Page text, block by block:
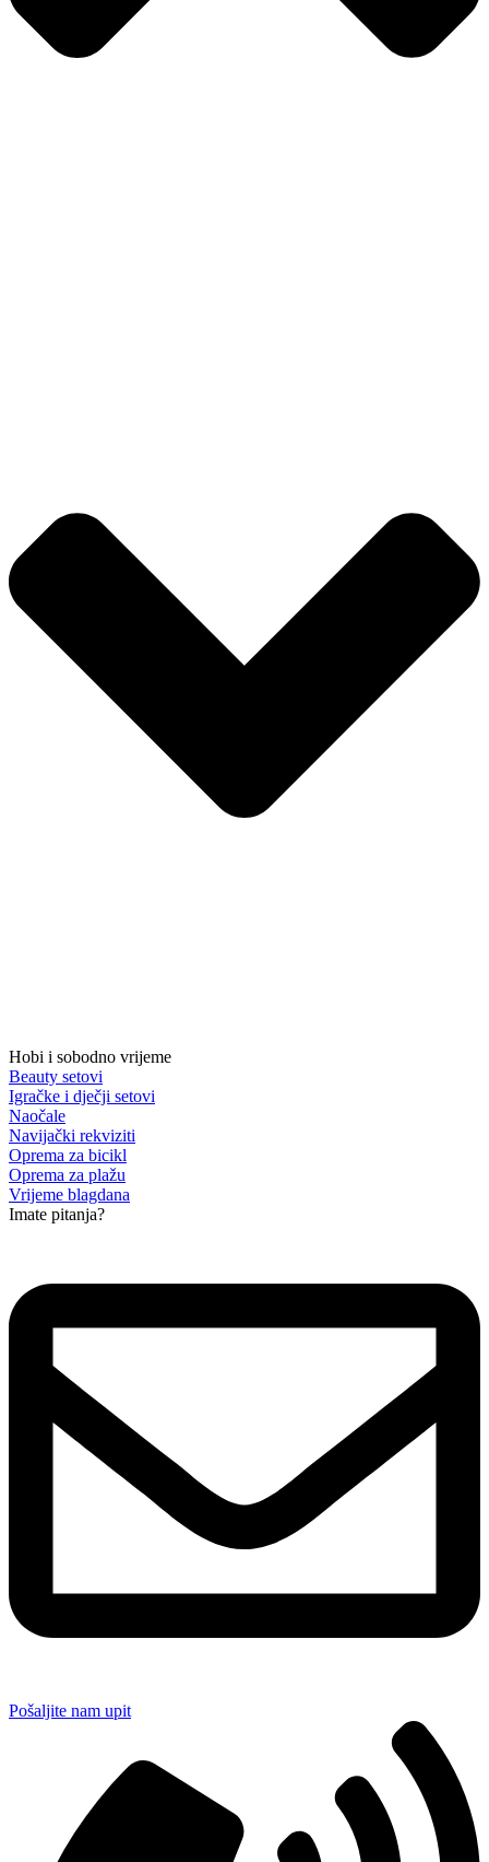
Hobi i sobodno vrijeme
Beauty setovi
Igračke i dječji setovi
Naočale
Navijački rekviziti
Oprema za bicikl
Oprema za plažu
Vrijeme blagdana
Imate pitanja?
Pošaljite nam upit